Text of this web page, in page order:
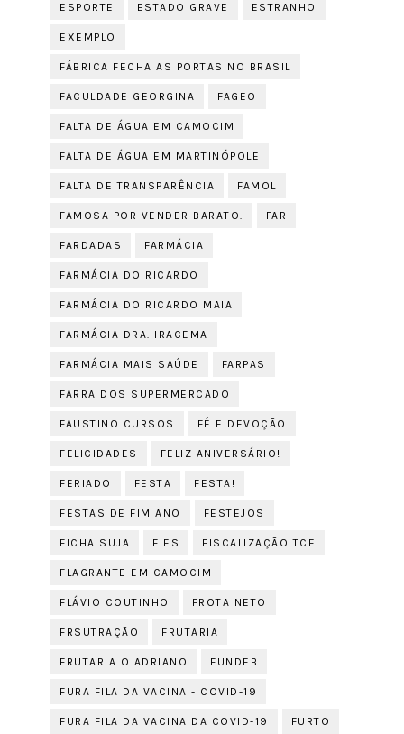
ESPORTE ESTADO GRAVE ESTRANHO
EXEMPLO
FÁBRICA FECHA AS PORTAS NO BRASIL
FACULDADE GEORGINA FAGEO
FALTA DE ÁGUA EM CAMOCIM
FALTA DE ÁGUA EM MARTINÓPOLE
FALTA DE TRANSPARÊNCIA FAMOL
FAMOSA POR VENDER BARATO. FAR
FARDADAS FARMÁCIA
FARMÁCIA DO RICARDO
FARMÁCIA DO RICARDO MAIA
FARMÁCIA DRA. IRACEMA
FARMÁCIA MAIS SAÚDE FARPAS
FARRA DOS SUPERMERCADO
FAUSTINO CURSOS FÉ E DEVOÇÃO
FELICIDADES FELIZ ANIVERSÁRIO!
FERIADO FESTA FESTA!
FESTAS DE FIM ANO FESTEJOS
FICHA SUJA FIES FISCALIZAÇÃO TCE
FLAGRANTE EM CAMOCIM
FLÁVIO COUTINHO FROTA NETO
FRSUTRAÇÃO FRUTARIA
FRUTARIA O ADRIANO FUNDEB
FURA FILA DA VACINA - COVID-19
FURA FILA DA VACINA DA COVID-19 FURTO